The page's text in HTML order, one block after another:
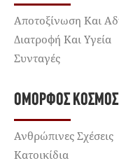
Αποτοξίνωση Και
Διατροφή Και Υγεία
Συνταγές
ΌΜΟΡΦΟΣ ΚΌΣΜΟΣ
Ανθρώπινες Σχέσεις
Κατοικίδια